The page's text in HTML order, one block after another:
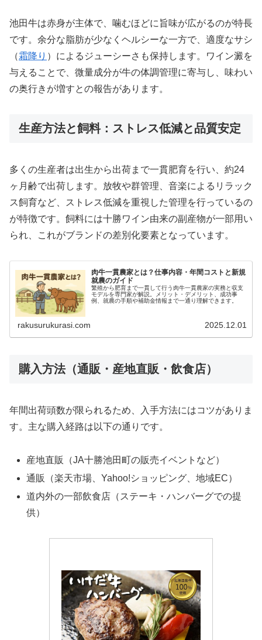
池田牛は赤身が主体で、噛むほどに旨味が広がるのが特長
です。余分な脂肪が少なくヘルシーな一方で、適度なサシ
（霜降り ）によるジューシーさも保持します。ワイン澱を
与えることで、微量成分が牛の体調管理に寄与し、味わい
の奥行きが増すとの報告があります。
生産方法と飼料：ストレス低減と品質安定
多くの生産者は出生から出荷まで一貫肥育を行い、約24
ヶ月齢で出荷します。放牧や群管理、音楽によるリラック
ス飼育など、ストレス低減を重視した管理を行っているの
が特徴です。飼料には十勝ワイン由来の副産物が一部用い
られ、これがブランドの差別化要素となっています。
肉牛一貫農家とは？仕事内容・年間コストと新規
就農のガイド
繁殖から肥育まで一貫して行う肉牛一貫農家の実務と収支
モデルを専門家が解説。メリット・デメリット、成功事
例、就農の手順や補助金情報まで一通り理解できます。
rakusurukurasi.com 2025.12.01
購入方法（通販・産地直販・飲食店）
年間出荷頭数が限られるため、入手方法にはコツがありま
す。主な購入経路は以下の通りです。
産地直販（JA十勝池田町の販売イベントなど）
通販（楽天市場、Yahoo!ショッピング、地域EC）
道内外の一部飲食店（ステーキ・ハンバーグでの提
供）